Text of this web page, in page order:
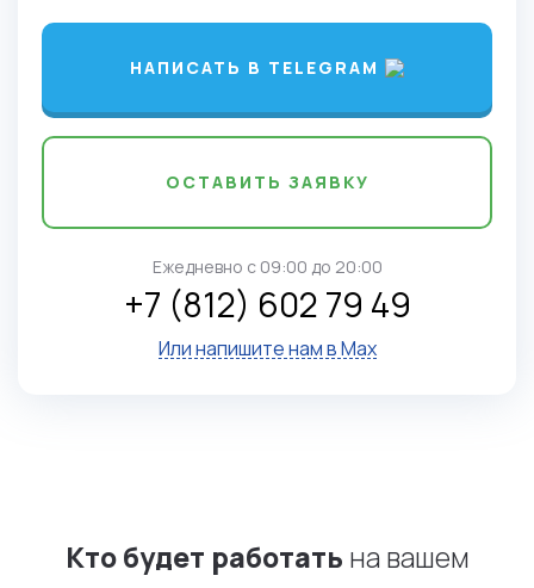
НАПИСАТЬ В TELEGRAM
ОСТАВИТЬ ЗАЯВКУ
Ежедневно c 09:00 до 20:00
+7 (812) 602 79 49
Или напишите нам в Max
Кто будет работать на вашем